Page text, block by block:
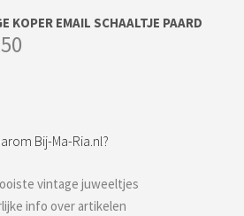
KOPER EMAIL SCHAALTJE PAARD
Bij-Ma-Ria.nl?
vintage juweeltjes
info over artikelen